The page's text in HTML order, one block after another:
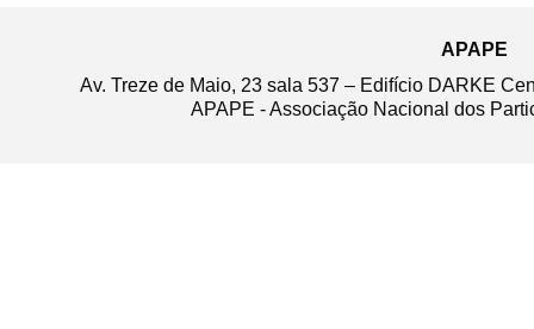
APAPE
Av. Treze de Maio, 23 sala 537 – Edifício DARKE
APAPE - Associação Nacional dos